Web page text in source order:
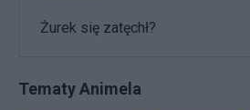
Żurek się zatęchł?
Tematy Animela